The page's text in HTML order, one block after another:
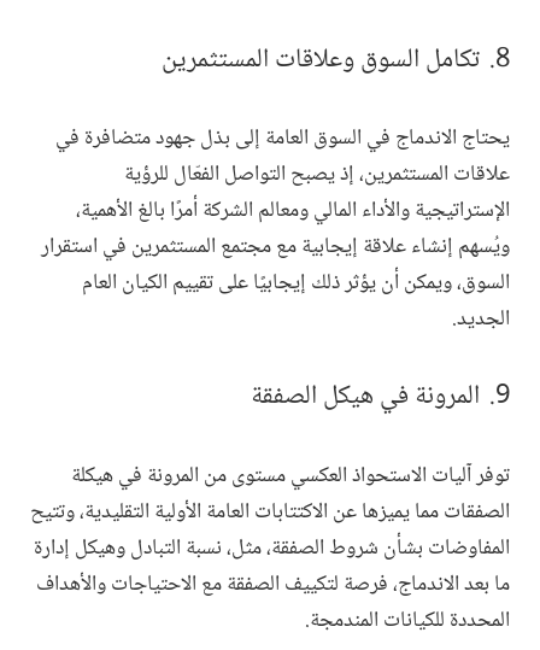
تكامل السوق وعلاقات المستثمرين
يحتاج الاندماج في السوق العامة إلى بذل جهود متضافرة في
علاقات المستثمرين، إذ يصبح التواصل الفعّال للرؤية
الإستراتيجية والأداء المالي ومعالم الشركة أمرًا بالغ الأهمية،
ويُسهم إنشاء علاقة إيجابية مع مجتمع المستثمرين في استقرار
السوق، ويمكن أن يؤثر ذلك إيجابيًا على تقييم الكيان العام
الجديد.
المرونة في هيكل الصفقة
توفر آليات الاستحواذ العكسي مستوى من المرونة في هيكلة
الصفقات مما يميزها عن الاكتتابات العامة الأولية التقليدية، وتتيح
المفاوضات بشأن شروط الصفقة، مثل، نسبة التبادل وهيكل إدارة
ما بعد الاندماج، فرصة لتكييف الصفقة مع الاحتياجات والأهداف
المحددة للكيانات المندمجة.